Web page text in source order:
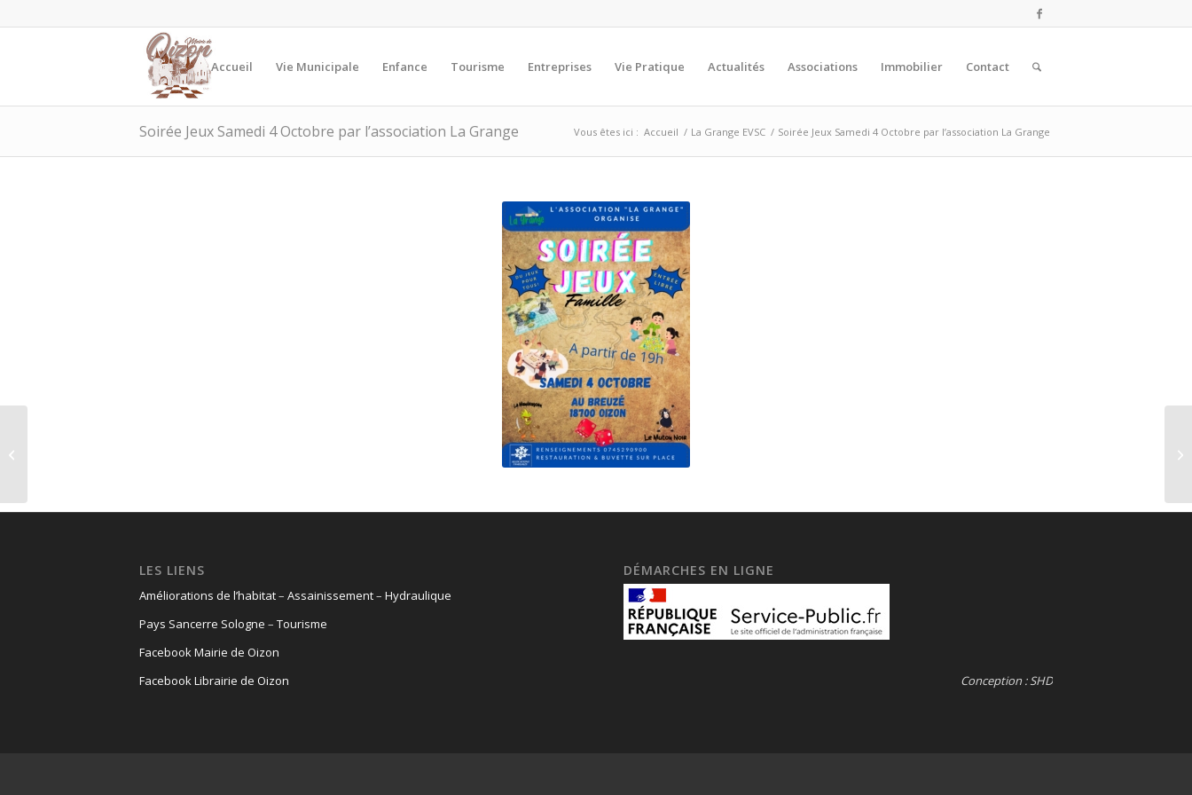
Accueil Vie Municipale Enfance Tourisme Entreprises Vie Pratique Actualités Associations Immobilier Contact
Soirée Jeux Samedi 4 Octobre par l’association La Grange Vous êtes ici : Accueil / La Grange EVSC / Soirée Jeux Samedi 4 Octobre par l’association La Grange
LES LIENS
Améliorations de l’habitat– Assainissement– Hydraulique
Pays Sancerre Sologne – Tourisme
Facebook Mairie de Oizon
Facebook Librairie de Oizon
DÉMARCHES EN LIGNE
Conception : SHD